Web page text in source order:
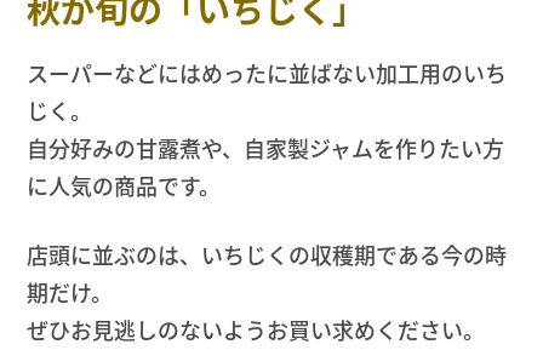
スーパーなどにはめったに並ばない加工用のいち
じく。
自分好みの甘露煮や、自家製ジャムを作りたい方
に人気の商品です。
店頭に並ぶのは、いちじくの収穫期である今の時
期だけ。
ぜひお見逃しのないようお買い求めください。